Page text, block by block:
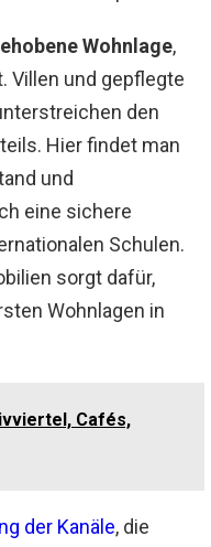
Wohnlage,
Villen und gepflegte
den
Hier findet man
und
eine sichere
Schulen.
sorgt dafür,
Wohnlagen in
Cafés,
der Kanäle, die